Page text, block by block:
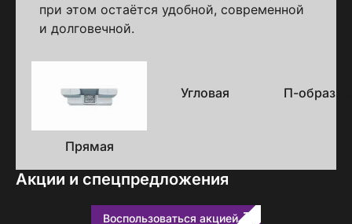
при этом остаётся удобной, современной
и долговечной.
исполнения
Прямая
Угловая П-
Акции и спецпредложения
Воспользоваться акцией